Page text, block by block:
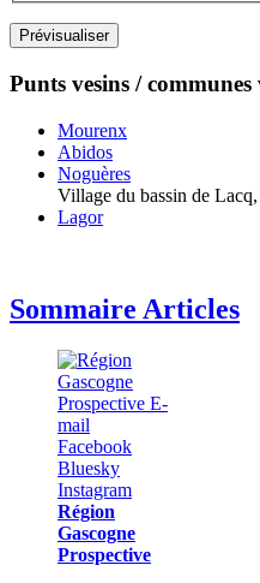
Punts vesins /
Mourenx
Abidos
Noguères
Village du bassin de
Lagor
Sommaire Articles
Région
Gascogne
Prospective